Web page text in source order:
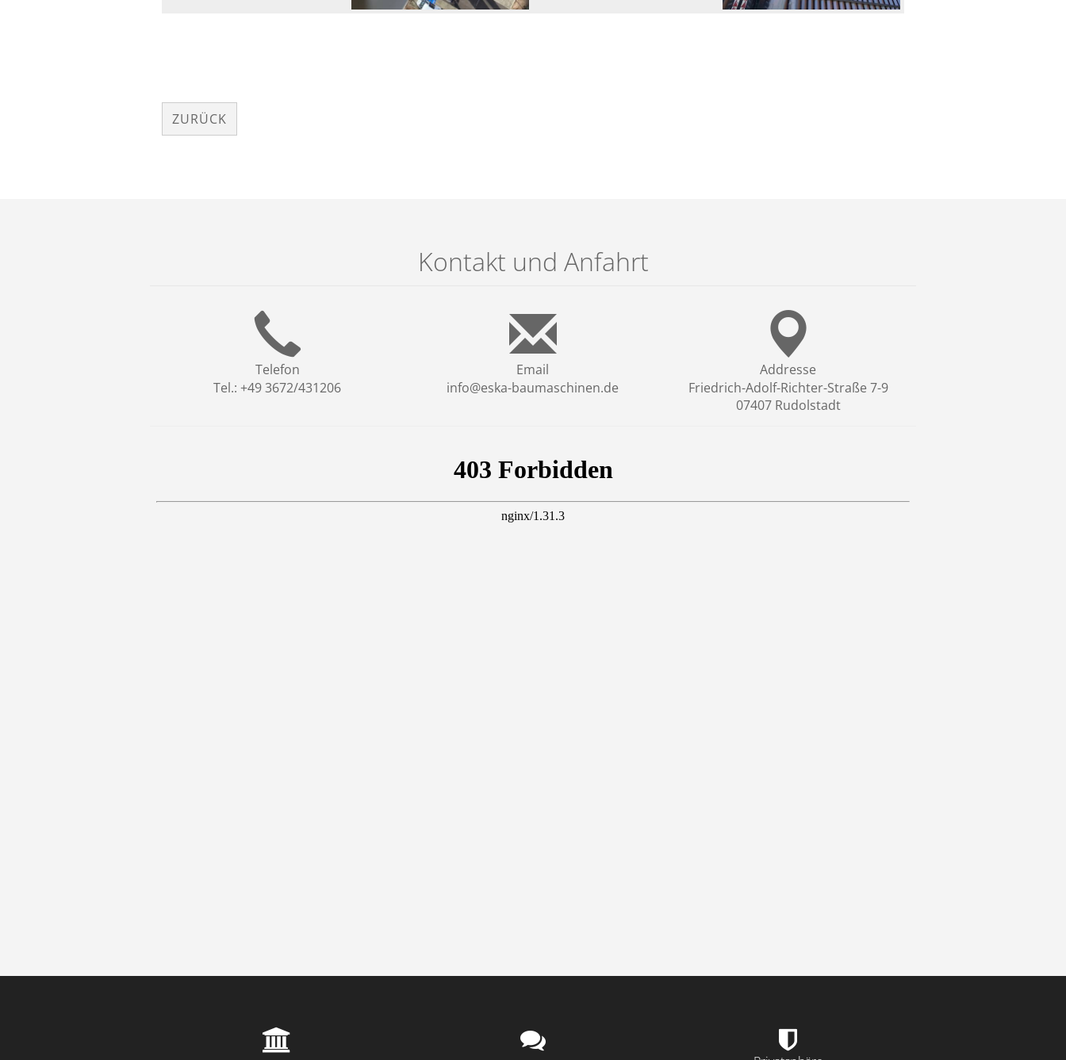
ZURÜCK
Kontakt und Anfahrt
Telefon
Tel.: +49 3672/431206
Email
info@eska-baumaschinen.de
Addresse
Friedrich-Adolf-Richter-Straße 7-9
07407 Rudolstadt